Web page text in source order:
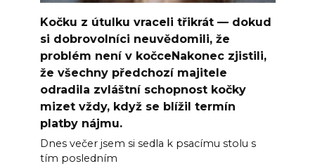
Kočku z útulku vraceli třikrát — dokud
si dobrovolníci neuvědomili, že
problém není v kočceNakonec zjistili,
že všechny předchozí majitele
odradila zvláštní schopnost kočky
mizet vždy, když se blížil termín
platby nájmu.
Dnes večer jsem si sedla k psacímu stolu s
tím posledním